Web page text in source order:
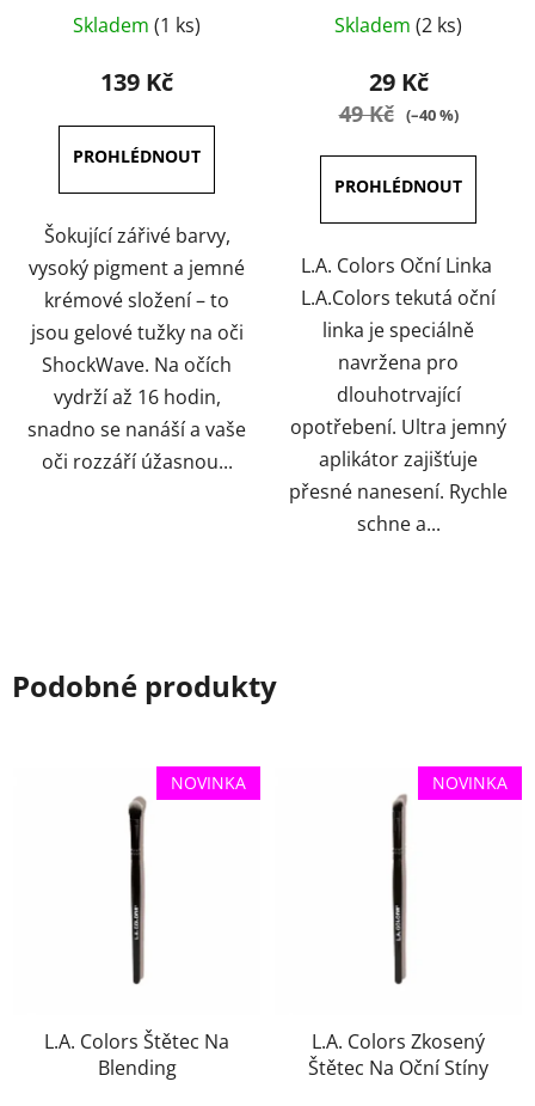
hodnocení
produktu
5,0
z
5
hvězdiček.
Skladem (1 ks)
139 Kč
Šokující zářivé barvy,
vysoký pigment a jemné
krémové složení – to
jsou gelové tužky na oči
ShockWave. Na očích
vydrží až 16 hodin,
snadno se nanáší a vaše
oči rozzáří úžasnou...
hodnocení
produktu
5
hvězdiček.
Skladem (2 ks)
29 Kč
49 Kč (–40 %)
L.A. Colors Oční Linka
L.A.Colors tekutá oční
linka je speciálně
navržena pro
dlouhotrvající
opotřebení. Ultra jemný
aplikátor zajišťuje
přesné nanesení. Rychle
schne a...
Podobné produkty
NOVINKA
L.A. Colors Štětec Na
Blending
NOVINKA
L.A. Colors Zkosený
Štětec Na Oční Stíny